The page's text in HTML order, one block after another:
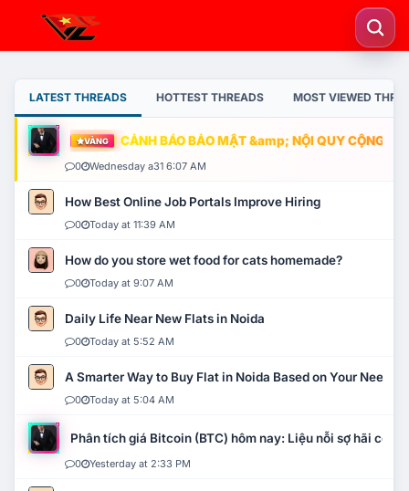
LATEST THREADS HOTTEST THREADS MOST VIEWED
VÀNG CẢNH BÁO BẢO MẬT &amp; NỘI QUY CỘNG
0 Wednesday a31 6:07 AM
How Best Online Job Portals Improve Hiring
0 Today at 11:39 AM
How do you store wet food for cats homemade?
0 Today at 9:07 AM
Daily Life Near New Flats in Noida
0 Today at 5:52 AM
A Smarter Way to Buy Flat in Noida Based on Your Needs
0 Today at 5:04 AM
Phân tích giá Bitcoin (BTC) hôm nay: Liệu nỗi sợ hãi có
0 Yesterday at 2:33 PM